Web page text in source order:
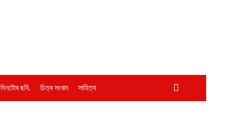
দিনটোৰ ছবি. চিত্ৰ সংবাদ সাহিত্য